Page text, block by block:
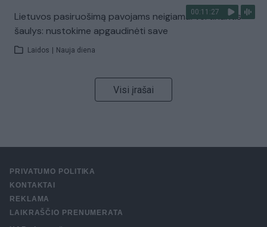
00:11:27
Lietuvos pasiruošimą pavojams neigiamai vertinantis
šaulys: nustokime apgaudinėti save
Laidos Nauja diena
Visi įrašai
PRIVATUMO POLITIKA
KONTAKTAI
REKLAMA
LAIKRAŠČIO PRENUMERATA